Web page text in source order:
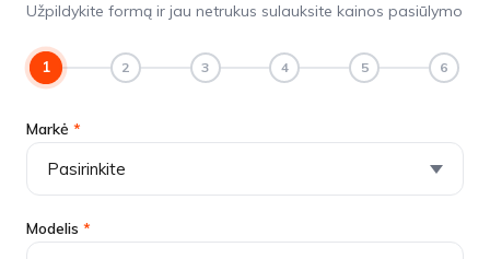
Užpildykite formą ir jau netrukus sulauksite kainos pasiūlymo
1 2 3 4 5 6
Markė *
Modelis *